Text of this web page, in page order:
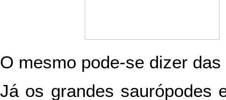
O mesmo pode-se dizer
Já os grandes saurópodes